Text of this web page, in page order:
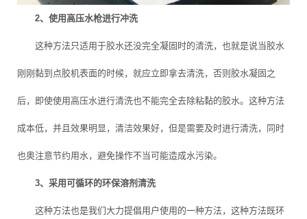
2、使用高压水枪进行冲洗
这种方法只适用于胶水还没完全凝固时的清洗，也就是说当胶水
刚刚黏到点胶机表面的时候，就应立即拿去清洗，否则胶水凝固之
后，即使使用高压水进行清洗也不能完全去除粘黏的胶水。这种方法
成本低，并且效果明显，清洁效果好，但是需要及时进行清洗，同时
也奥注意节约用水，避免操作不当可能造成水污染。
3、采用可循环的环保溶剂清洗
这种方法也是我们大力提倡用户使用的一种方法，这种方法既环